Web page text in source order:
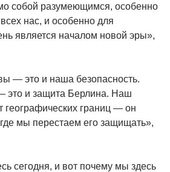
собой разумеющимся, особенно
нас, и особенно для
является началом новой эры»,
— это и наша безопасность.
это и защита Берлина. Наш
границ — он
мы перестаем его защищать»,
сегодня, и вот почему мы здесь